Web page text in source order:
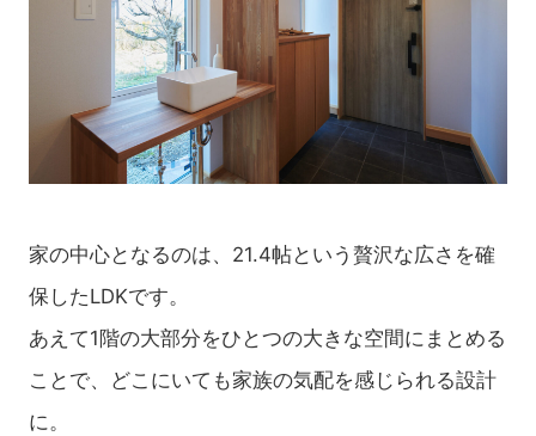
家の中心となるのは、21.4帖という贅沢な広さを確
保したLDKです。
あえて1階の大部分をひとつの大きな空間にまとめる
ことで、どこにいても家族の気配を感じられる設計
に。